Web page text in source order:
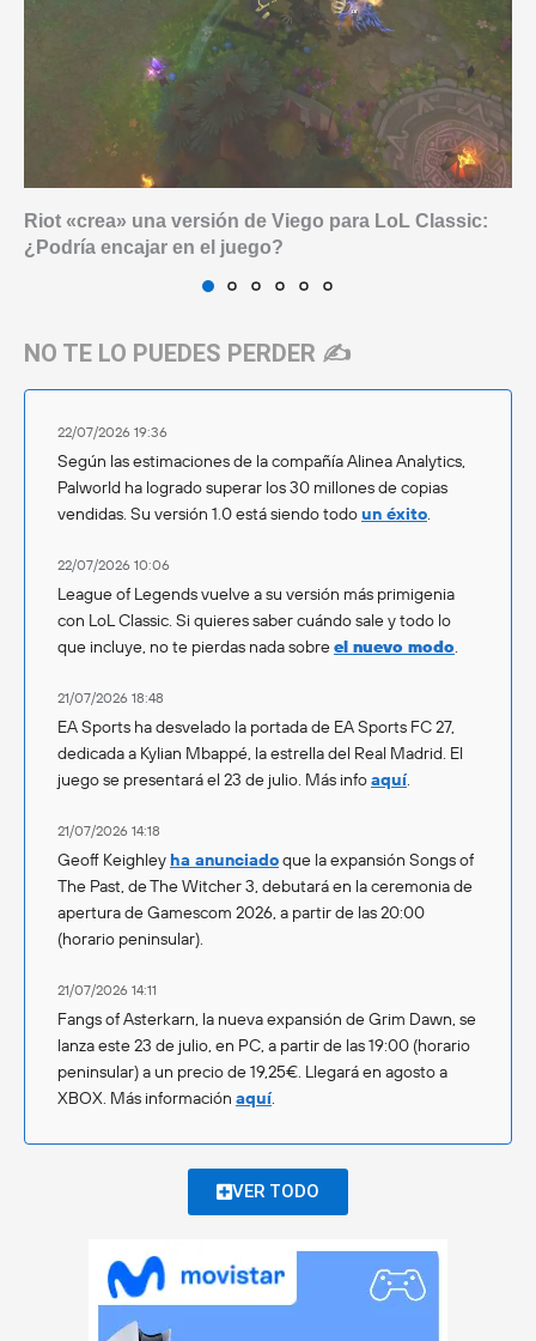
Riot «crea» una versión de Viego para LoL Classic:
¿Podría encajar en el juego?
NO TE LO PUEDES PERDER ✍️
22/07/2026 19:36
Según las estimaciones de la compañía Alinea Analytics,
Palworld ha logrado superar los 30 millones de copias
vendidas. Su versión 1.0 está siendo todoun éxito.
22/07/2026 10:06
League of Legends vuelve a su versión más primigenia
con LoL Classic. Si quieres saber cuándo sale y todo lo
que incluye, no te pierdas nada sobreel nuevo modo.
21/07/2026 18:48
EA Sports ha desvelado la portada de EA Sports FC 27,
dedicada a Kylian Mbappé, la estrella del Real Madrid. El
juego se presentará el 23 de julio. Más infoaquí.
21/07/2026 14:18
Geoff Keighley ha anunciadoque la expansión Songs of
The Past, de The Witcher 3, debutará en la ceremonia de
apertura de Gamescom 2026, a partir de las 20:00
(horario peninsular).
21/07/2026 14:11
Fangs of Asterkarn, la nueva expansión de Grim Dawn, se
lanza este 23 de julio, en PC, a partir de las 19:00 (horario
peninsular) a un precio de 19,25€. Llegará en agosto a
XBOX. Más información aquí.
VER TODO